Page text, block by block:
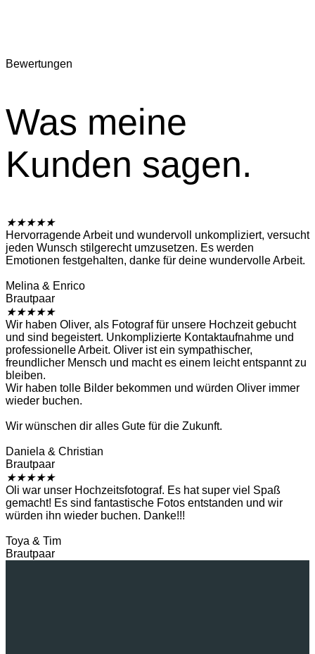
Bewertungen
Was meine
Kunden sagen.
★★★★★
Hervorragende Arbeit und wundervoll unkompliziert, versucht
jeden Wunsch stilgerecht umzusetzen. Es werden
Emotionen festgehalten, danke für deine wundervolle Arbeit.
Melina & Enrico
Brautpaar
★★★★★
Wir haben Oliver, als Fotograf für unsere Hochzeit gebucht
und sind begeistert. Unkomplizierte Kontaktaufnahme und
professionelle Arbeit. Oliver ist ein sympathischer,
freundlicher Mensch und macht es einem leicht entspannt zu
bleiben.
Wir haben tolle Bilder bekommen und würden Oliver immer
wieder buchen.
Wir wünschen dir alles Gute für die Zukunft.
Daniela & Christian
Brautpaar
★★★★★
Oli war unser Hochzeitsfotograf. Es hat super viel Spaß
gemacht! Es sind fantastische Fotos entstanden und wir
würden ihn wieder buchen. Danke!!!
Toya & Tim
Brautpaar